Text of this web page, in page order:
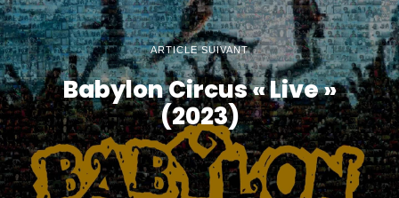
ARTICLE SUIVANT
Babylon Circus « Live »
(2023)